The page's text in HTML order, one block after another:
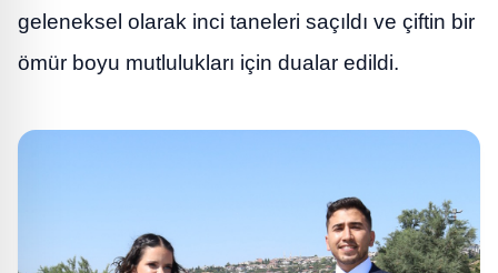
geleneksel olarak inci taneleri saçıldı ve çiftin bir
ömür boyu mutlulukları için dualar edildi.